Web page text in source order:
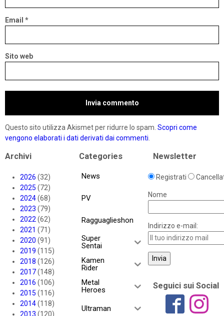
Email *
Sito web
Questo sito utilizza Akismet per ridurre lo spam. Scopri come
vengono elaborati i dati derivati dai commenti.
Archivi
2026 (32)
2025 (72)
2024(68)
2023 (79)
2022(62)
2021 (71)
2020 (91)
2019 (115)
2018 (126)
2017(148)
2016 (106)
2015 (116)
2014(118)
2013 (120)
Categories
News
PV
Ragguaglieshon
Super
Sentai
Kamen
Rider
Metal
Heroes
Ultraman
Newsletter
Registrati
Nome
Indirizzo e-mail:
Seguici sui Social